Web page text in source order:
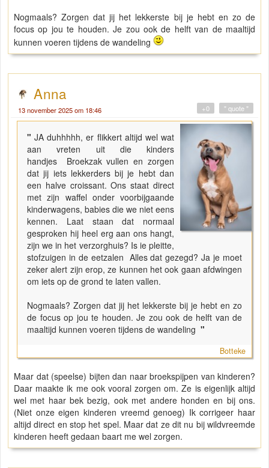
Nogmaals? Zorgen dat jij het lekkerste bij je hebt en zo de
focus op jou te houden. Je zou ook de helft van de maaltijd
kunnen voeren tijdens de wandeling
Anna
13 november 2025 om 18:46 " quote "
+0
"JA duhhhhh, er flikkert altijd wel wat
aan vreten uit die kinders
handjes Broekzak vullen en zorgen
dat jij iets lekkerders bij je hebt dan
een halve croissant. Ons staat direct
met zijn waffel onder voorbijgaande
kinderwagens, babies die we niet eens
kennen. Laat staan dat normaal
gesproken hij heel erg aan ons hangt,
zijn we in het verzorghuis? Is ie pleitte,
stofzuigen in de eetzalen Alles dat gezegd? Ja je moet
zeker alert zijn erop, ze kunnen het ook gaan afdwingen
om iets op de grond te laten vallen.
Nogmaals? Zorgen dat jij het lekkerste bij je hebt en zo
de focus op jou te houden. Je zou ook de helft van de
maaltijd kunnen voeren tijdens de wandeling "
Botteke
Maar dat (speelse) bijten dan naar broekspijpen van kinderen?
Daar maakte ik me ook vooral zorgen om. Ze is eigenlijk altijd
wel met haar bek bezig, ook met andere honden en bij ons.
(Niet onze eigen kinderen vreemd genoeg) Ik corrigeer haar
altijd direct en stop het spel. Maar dat ze dit nu bij wildvreemde
kinderen heeft gedaan baart me wel zorgen.